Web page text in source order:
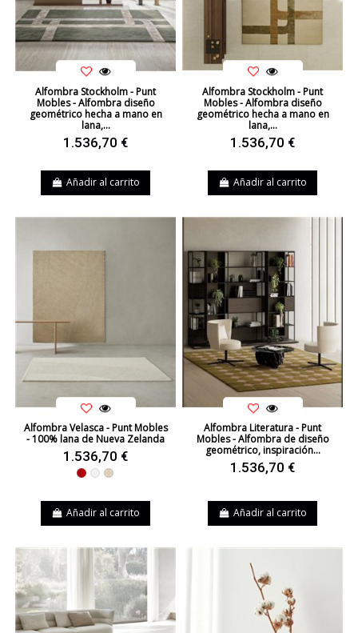
Alfombra Stockholm - Punt
Mobles - Alfombra diseño
geométrico hecha a mano en
lana,...
1.536,70 €
Añadir al carrito
Alfombra Stockholm - Punt
Mobles - Alfombra diseño
geométrico hecha a mano en
lana,...
1.536,70 €
Añadir al carrito
Alfombra Velasca - Punt Mobles
- 100% lana de Nueva Zelanda
1.536,70 €
RojoBlancoBeige
Añadir al carrito
Alfombra Literatura - Punt
Mobles - Alfombra de diseño
geométrico, inspiración...
1.536,70 €
Añadir al carrito